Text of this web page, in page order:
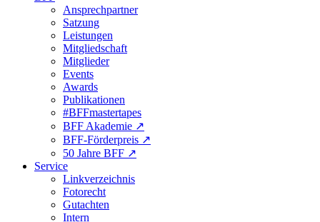
Ansprechpartner
Satzung
Leistungen
Mitgliedschaft
Mitglieder
Events
Awards
Publikationen
#BFFmastertapes
BFF Akademie ↗︎
BFF-Förderpreis ↗︎
50 Jahre BFF ↗︎
Service
Linkverzeichnis
Fotorecht
Gutachten
Intern